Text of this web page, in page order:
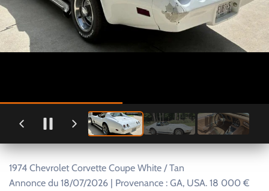
1974 Chevrolet Corvette Coupe White / Tan
Annonce du 18/07/2026 | Provenance : GA, USA. 18 000 €